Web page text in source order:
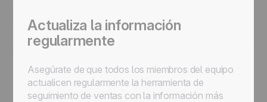
Actualiza la información
regularmente
Asegúrate de que todos los miembros del equipo
actualicen regularmente la herramienta de
seguimiento de ventas con la información más